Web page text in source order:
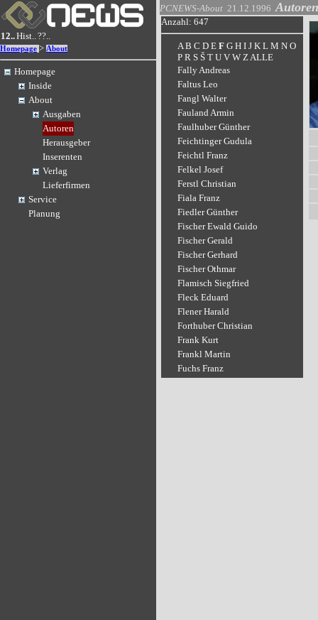
12..Hist..??..
Homepage > About
Homepage
Inside
About
Ausgaben
Autoren
Herausgeber
Inserenten
Verlag
Lieferfirmen
Service
Planung
PCNEWS-About 21.12.1996 Autoren
Anzahl: 647
A B C D E F G H I J K L M N O
P R S Š T U V W ZALLE
Fally Andreas
Faltus Leo
Fangl Walter
Fauland Armin
Faulhuber Günther
Feichtinger Gudula
Feichtl Franz
Felkel Josef
Ferstl Christian
Fiala Franz
Fiedler Günther
Fischer Ewald Guido
Fischer Gerald
Fischer Gerhard
Fischer Othmar
Flamisch Siegfried
Fleck Eduard
Flener Harald
Forthuber Christian
Frank Kurt
Frankl Martin
Fuchs Franz